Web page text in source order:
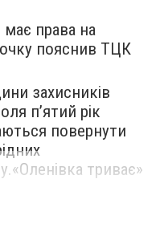
права на
пояснив ТЦК
захисників
пʼятий рік
повернути
триває»